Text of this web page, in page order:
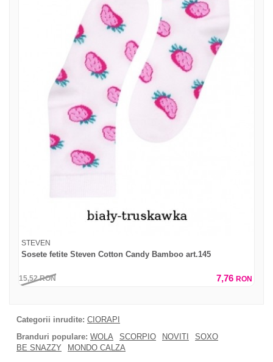
STEVEN
Sosete fetite Steven Cotton Candy Bamboo art.145
15,52RON 7,76 RON
Categorii inrudite: CIORAPI
Branduri populare: WOLA SCORPIO NOVITI
SOXO
BE SNAZZY
MONDO CALZA